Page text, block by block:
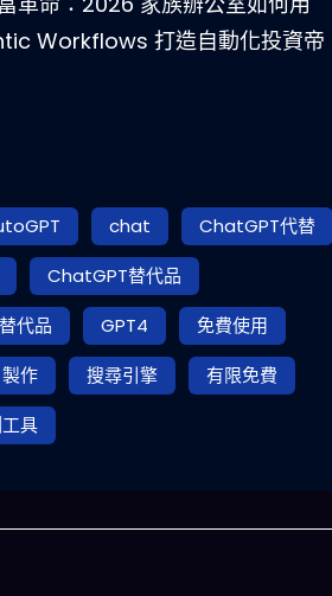
Workflows 打造自動化投資帝
chat
ChatGPT代替
ChatGPT替代品
代品
GPT4
免費使用
作 搜尋引擎
有限免費
具